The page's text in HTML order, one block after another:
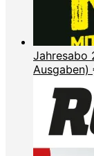
Jahresabo
Ausgaben)